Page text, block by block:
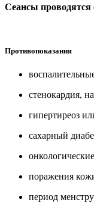
Сеансы проводятся
Противопоказания
стенокардия,
гипертиреоз
сахарный
поражения
период